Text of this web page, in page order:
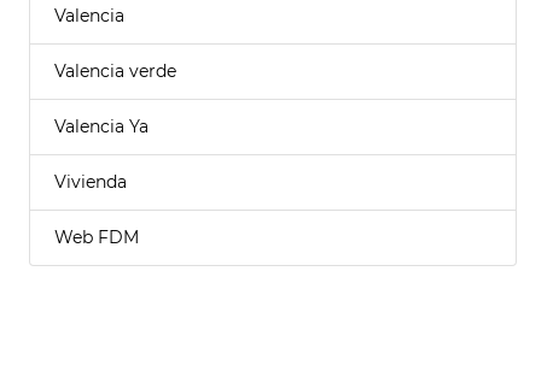
Valencia
Valencia verde
Valencia Ya
Vivienda
Web FDM